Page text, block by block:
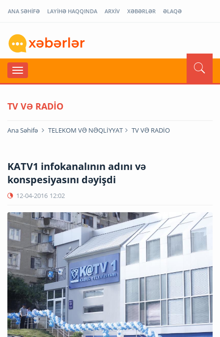
ANA SƏHİFƏ LAYİHƏ HAQQINDA ARXİV XƏBƏRLƏR ƏLAQƏ
TV VƏ RADİO
Ana Səhifə TELEKOM VƏ NƏQLİYYAT TV VƏ RADİO
KATV1 infokanalının adını və
konspesiyasını dəyişdi
12-04-2016 12:02